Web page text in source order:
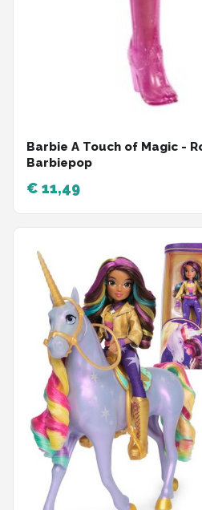
Barbie A Touch of Magic -
Barbiepop
€ 11,49